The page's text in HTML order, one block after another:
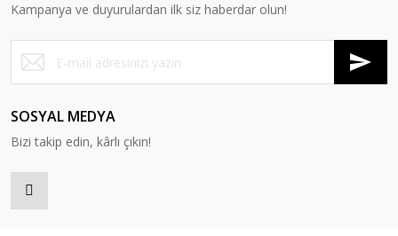
Kampanya ve duyurulardan ilk siz haberdar olun!
SOSYAL MEDYA
Bizi takip edin, kârlı çıkın!